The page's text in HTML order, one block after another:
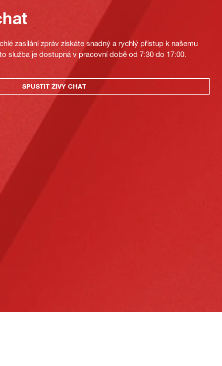
zasílání zpráv získáte snadný a rychlý přístup k našemu
služba je dostupná v pracovní době od 7:30 do 17:00.
SPUSTIT ŽIVÝ CHAT